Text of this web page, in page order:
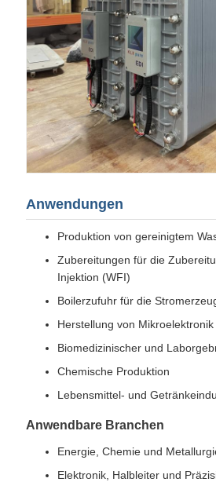
Anwendungen
Produktion von gereinigtem
Zubereitungen für die
Injektion (WFI)
Boilerzufuhr für die
Herstellung von
Biomedizinischer und
Chemische Produktion
Lebensmittel- und
Anwendbare Branchen
Energie, Chemie und
Elektronik, Halbleiter und